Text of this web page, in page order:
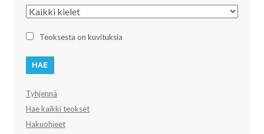
Kieli
Teoksesta on kuvituksia
Tyhjennä
Hae kaikki teokset
Hakuohjeet